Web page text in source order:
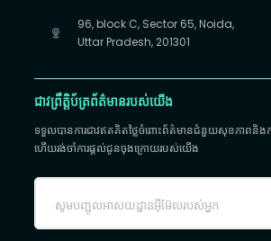
96, block C, Sector 65, Noida,
Uttar Pradesh, 201301
ជាវព្រឹត្តិប័ត្រព័ត៌មានរបស់យើង
ទទួលបានការជាវឥតគិតថ្លៃចំពោះព័ត៌មានជំនួយសុខភាពនិ
ហើយរង់ចាំការផ្តល់ជូនចុងក្រោយរបស់យើង